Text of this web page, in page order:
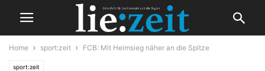
Home sport:zeit FCB: Mit Heimsieg näher an die Spitze
sport:zeit